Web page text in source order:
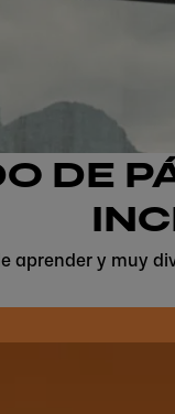
DE
aprender y muy